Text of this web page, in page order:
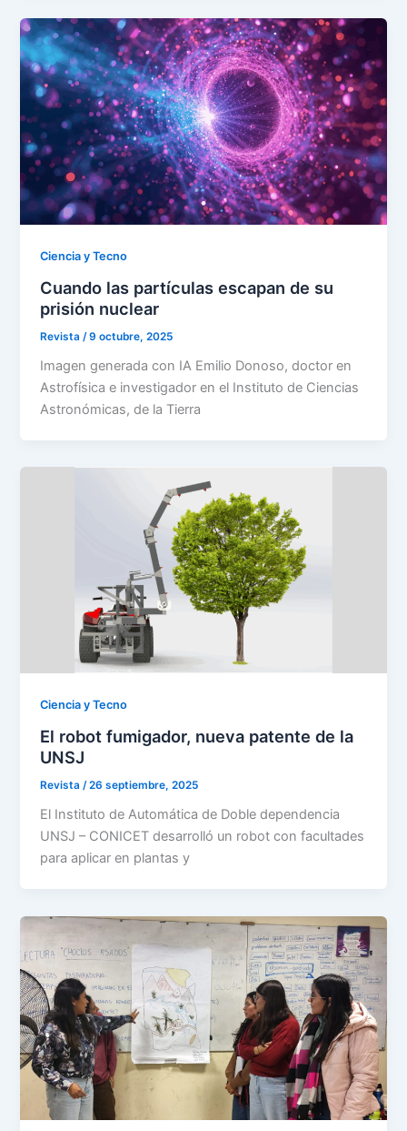
Ciencia y Tecno
Cuando las partículas escapan de su
prisión nuclear
Revista /9 octubre, 2025
Imagen generada con IA Emilio Donoso, doctor en
Astrofísica e investigador en el Instituto de Ciencias
Astronómicas, de la Tierra
Ciencia y Tecno
El robot fumigador, nueva patente de la
UNSJ
Revista /26 septiembre, 2025
El Instituto de Automática de Doble dependencia
UNSJ – CONICET desarrolló un robot con facultades
para aplicar en plantas y